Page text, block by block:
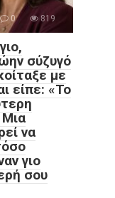
0 819
σύζυγό
με
είπε: «Το
να
γιο
σου